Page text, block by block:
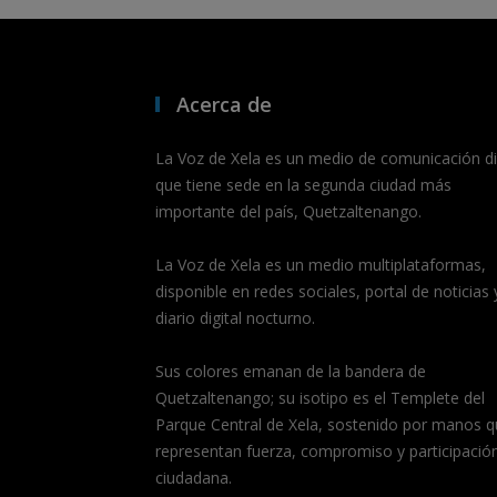
Acerca de
La Voz de Xela es un medio de comunicación
que tiene sede en la segunda ciudad más
importante del país, Quetzaltenango.
La Voz de Xela es un medio multiplataformas,
disponible en redes sociales, portal de noticias
diario digital nocturno.
Sus colores emanan de la bandera de
Quetzaltenango; su isotipo es el Templete del
Parque Central de Xela, sostenido por manos
representan fuerza, compromiso y
ciudadana.